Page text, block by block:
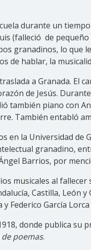
durante un
(falleció de
granadinos, lo que
de hablar, la
a Granada. El
de Jesús.
también piano con
También entabló
en la Universidad de
granadino,
Barrios, por
musicales al
Castilla, León
Federico García
donde publica su
poemas.